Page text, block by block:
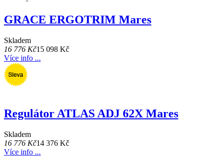
GRACE ERGOTRIM Mares
Skladem
16 776 Kč15 098 Kč
Více info ...
Regulátor ATLAS ADJ 62X Mares
Skladem
16 776 Kč14 376 Kč
Více info ...